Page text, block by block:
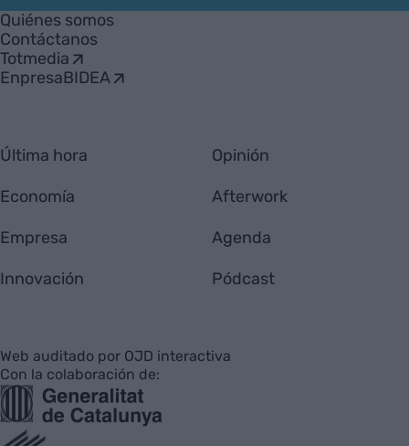
Empresa
Quiénes somos
Contáctanos
Totmedia
EnpresaBIDEA
Última hora
Economía
Empresa
Innovación
Opinión
Afterwork
Agenda
Pódcast
Web auditado por OJD interactiva
Con la colaboración de: